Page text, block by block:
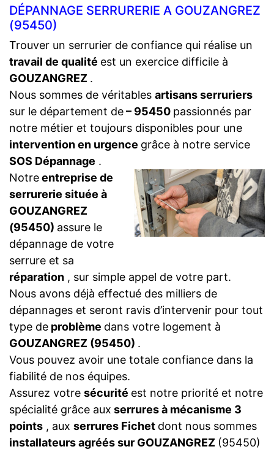
DÉPANNAGE SERRURERIE A GOUZANGREZ
(95450)
Trouver un serrurier de confiance qui réalise un
travail de qualité est un exercice difficile à
GOUZANGREZ .
Nous sommes de véritables artisans serruriers
sur le département de– 95450 passionnés par
notre métier et toujours disponibles pour une
intervention en urgence grâce à notre service
SOS Dépannage .
Notreentreprise de
serrurerie située à
GOUZANGREZ
(95450) assure le
dépannage de votre
serrure et sa
réparation , sur simple appel de votre part.
Nous avons déjà effectué des milliers de
dépannages et seront ravis d’intervenir pour tout
type de problème dans votre logement à
GOUZANGREZ (95450) .
Vous pouvez avoir une totale confiance dans la
fiabilité de nos équipes.
Assurez votre sécurité est notre priorité et notre
spécialité grâce aux serrures à mécanisme 3
points , aux serrures Fichet dont nous sommes
installateurs agréés sur GOUZANGREZ (95450)